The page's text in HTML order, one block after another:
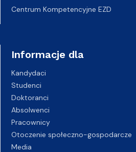
Centrum Kompetencyjne EZD
Informacje dla
Kandydaci
Studenci
Doktoranci
Absolwenci
Pracownicy
Otoczenie społeczno-gospodarcze
Media